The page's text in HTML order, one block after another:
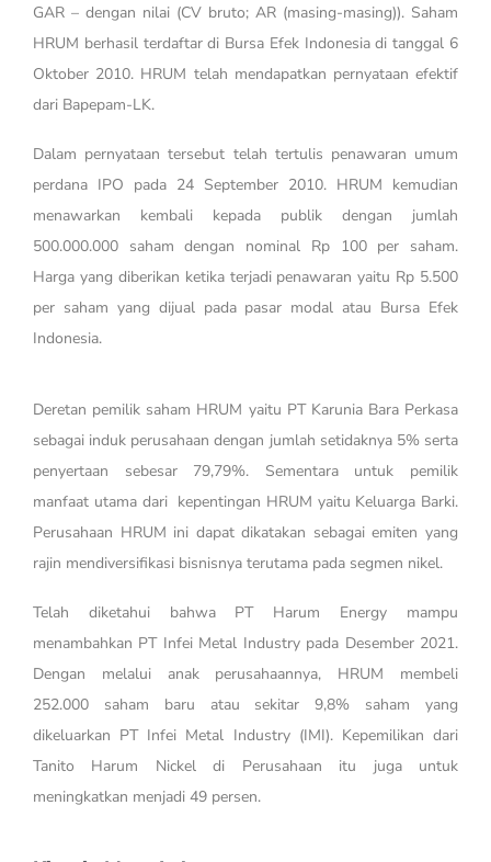
GAR – dengan nilai (CV bruto; AR (masing-masing)). Saham
HRUM berhasil terdaftar di Bursa Efek Indonesia di tanggal 6
Oktober 2010. HRUM telah mendapatkan pernyataan efektif
dari Bapepam-LK.
Dalam pernyataan tersebut telah tertulis penawaran umum
perdana IPO pada 24 September 2010. HRUM kemudian
menawarkan kembali kepada publik dengan jumlah
500.000.000 saham dengan nominal Rp 100 per saham.
Harga yang diberikan ketika terjadi penawaran yaitu Rp 5.500
per saham yang dijual pada pasar modal atau Bursa Efek
Indonesia.
Deretan pemilik saham HRUM yaitu PT Karunia Bara Perkasa
sebagai induk perusahaan dengan jumlah setidaknya 5% serta
penyertaan sebesar 79,79%. Sementara untuk pemilik
manfaat utama dari kepentingan HRUM yaitu Keluarga Barki.
Perusahaan HRUM ini dapat dikatakan sebagai emiten yang
rajin mendiversifikasi bisnisnya terutama pada segmen nikel.
Telah diketahui bahwa PT Harum Energy mampu
menambahkan PT Infei Metal Industry pada Desember 2021.
Dengan melalui anak perusahaannya, HRUM membeli
252.000 saham baru atau sekitar 9,8% saham yang
dikeluarkan PT Infei Metal Industry (IMI). Kepemilikan dari
Tanito Harum Nickel di Perusahaan itu juga untuk
meningkatkan menjadi 49 persen.